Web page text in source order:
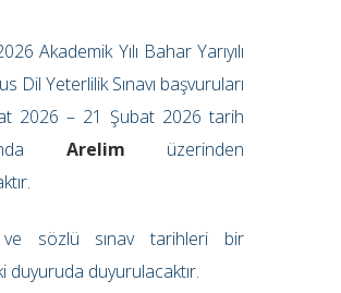
Akademik Yılı Bahar Yarıyılı
Dil Yeterlilik Sınavı başvuruları
2026 – 21 Şubat 2026 tarih
Arelim
üzerinden
ve sözlü sınav tarihleri bir
duyuruda duyurulacaktır.